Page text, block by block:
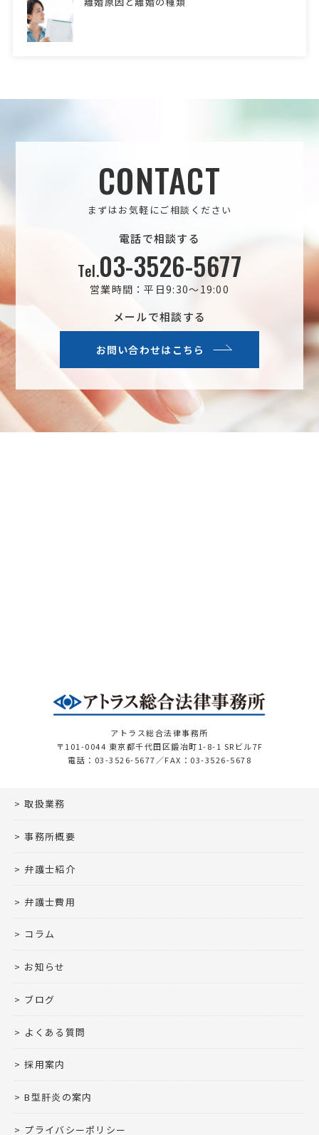
CONTACT
まずはお気軽にご相談ください
電話で相談する
Tel.03-3526-5677
営業時間：平日9:30～19:00
メールで相談する
お問い合わせはこちら
アトラス総合法律事務所
〒101-0044 東京都千代田区鍛冶町1-8-1 SRビル7F
電話：03-3526-5677／FAX：03-3526-5678
取扱業務
事務所概要
弁護士紹介
弁護士費用
コラム
お知らせ
ブログ
よくある質問
採用案内
B型肝炎の案内
プライバシーポリシー